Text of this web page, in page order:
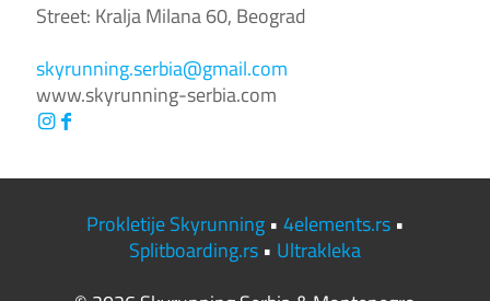
Street: Kralja Milana 60, Beograd
skyrunning.serbia@gmail.com
www.skyrunning-serbia.com
Prokletije Skyrunning• 4elements.rs•
Splitboarding.rs • Ultrakleka